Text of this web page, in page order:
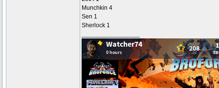
Munchkin 4
Sen 1
Sherlock 1